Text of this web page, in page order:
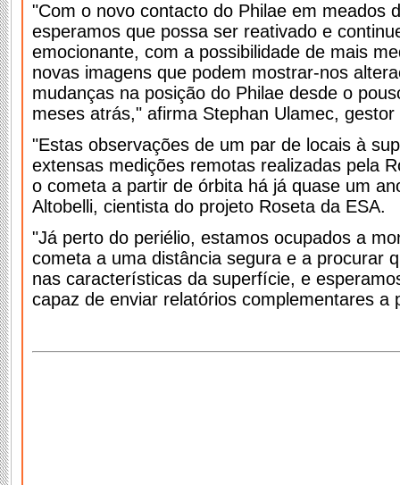
"Com o novo contacto do Philae em meados
esperamos que possa ser reativado e
emocionante, com a possibilidade de mais
novas imagens que podem mostrar-nos
mudanças na posição do Philae desde o
meses atrás," afirma Stephan Ulamec,
"Estas observações de um par de locais à
extensas medições remotas realizadas pela
o cometa a partir de órbita há já quase um
Altobelli, cientista do projeto Roseta da ESA.
"Já perto do periélio, estamos ocupados a
cometa a uma distância segura e a procurar
nas características da superfície, e
capaz de enviar relatórios complementares a